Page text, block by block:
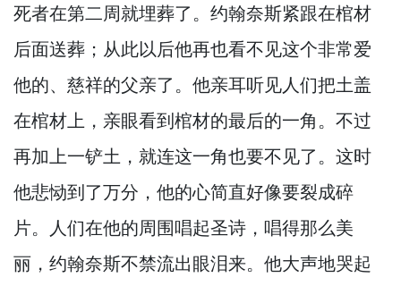
死者在第二周就埋葬了。 约翰奈斯紧跟在棺材
后面送葬；从此以后他再也看不见这个非常爱
他的、慈祥的父亲了。 他亲耳听见人们把土盖
在棺材上， 亲眼看到棺材的最后的一角。 不过
再加上一铲土， 就连这一角也要不见了。 这时
他悲恸到了万分， 他的心简直好像要裂成碎
片。 人们在他的周围唱起圣诗， 唱得那么美
丽， 约翰奈斯不禁流出眼泪来。 他大声地哭起